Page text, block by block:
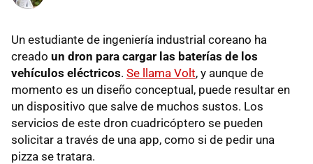
Un estudiante de ingeniería industrial coreano ha
creado un dron para cargar las baterías de los
vehículos eléctricos. Se llama Volt, y aunque de
momento es un diseño conceptual, puede resultar en
un dispositivo que salve de muchos sustos. Los
servicios de este dron cuadricóptero se pueden
solicitar a través de una app, como si de pedir una
pizza se tratara.